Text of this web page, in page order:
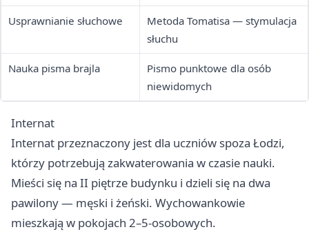
Usprawnianie słuchowe
Metoda Tomatisa — stymulacja
słuchu
Nauka pisma brajla
Pismo punktowe dla osób
niewidomych
Internat
Internat przeznaczony jest dla uczniów spoza Łodzi,
którzy potrzebują zakwaterowania w czasie nauki.
Mieści się na II piętrze budynku i dzieli się na dwa
pawilony — męski i żeński. Wychowankowie
mieszkają w pokojach 2–5-osobowych.